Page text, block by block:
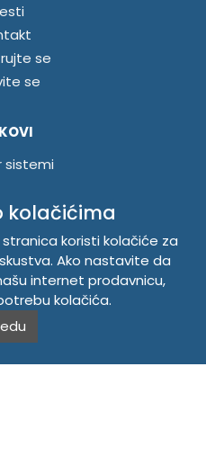
se
se
sistemi
kolačićima
koristi kolačiće za
Ako nastavite da
internet prodavnicu,
kolačića.